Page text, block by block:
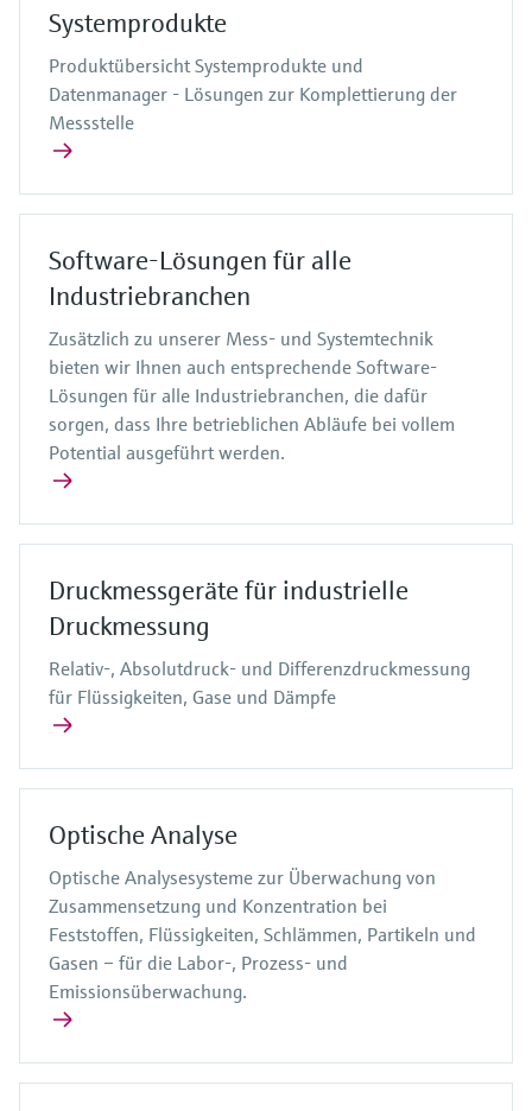
Systemprodukte
Produktübersicht Systemprodukte und
Datenmanager - Lösungen zur Komplettierung der
Messstelle
Software-Lösungen für alle
Industriebranchen
Zusätzlich zu unserer Mess- und Systemtechnik
bieten wir Ihnen auch entsprechende Software-
Lösungen für alle Industriebranchen, die dafür
sorgen, dass Ihre betrieblichen Abläufe bei vollem
Potential ausgeführt werden.
Druckmessgeräte für industrielle
Druckmessung
Relativ-, Absolutdruck- und Differenzdruckmessung
für Flüssigkeiten, Gase und Dämpfe
Optische Analyse
Optische Analysesysteme zur Überwachung von
Zusammensetzung und Konzentration bei
Feststoffen, Flüssigkeiten, Schlämmen, Partikeln und
Gasen – für die Labor-, Prozess- und
Emissionsüberwachung.